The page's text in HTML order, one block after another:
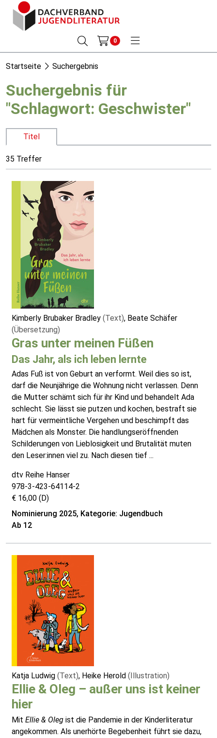
0
Startseite Suchergebnis
Suchergebnis für
"Schlagwort: Geschwister"
Titel
35 Treffer
Kimberly Brubaker Bradley (Text), Beate Schäfer
(Übersetzung)
Gras unter meinen Füßen
Das Jahr, als ich leben lernte
Adas Fuß ist von Geburt an verformt. Weil dies so ist,
darf die Neunjährige die Wohnung nicht verlassen. Denn
die Mutter schämt sich für ihr Kind und behandelt Ada
schlecht. Sie lässt sie putzen und kochen, bestraft sie
hart für vermeintliche Vergehen und beschimpft das
Mädchen als Monster. Die handlungseröffnenden
Schilderungen von Lieblosigkeit und Brutalität muten
den Leser:innen viel zu. Nach diesen tief ...
dtv Reihe Hanser
978-3-423-64114-2
€ 16,00 (D)
Nominierung 2025, Kategorie: Jugendbuch
Ab 12
Katja Ludwig (Text), Heike Herold (Illustration)
Ellie & Oleg – außer uns ist keiner
hier
Mit Ellie & Oleg ist die Pandemie in der Kinderliteratur
angekommen. Als unerhörte Begebenheit führt sie dazu,